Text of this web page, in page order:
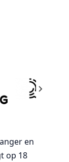
en
op 18